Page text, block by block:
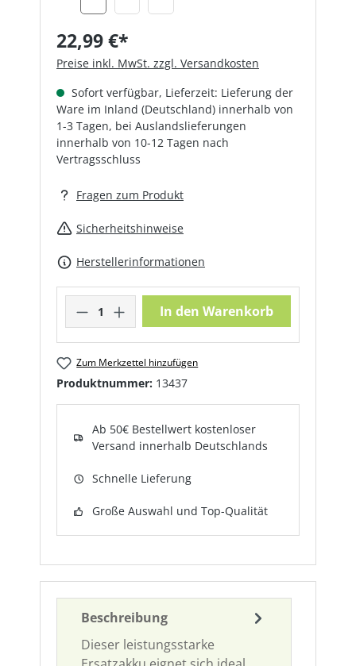
22,99 €*
Preise inkl. MwSt. zzgl. Versandkosten
Sofort verfügbar, Lieferzeit: Lieferung der
Ware im Inland (Deutschland) innerhalb von
1-3 Tagen, bei Auslandslieferungen
innerhalb von 10-12 Tagen nach
Vertragsschluss
Fragen zum Produkt
Sicherheitshinweise
Herstellerinformationen
Produkt Anzahl: Gib den
In den Warenkorb
Zum Merkzettel hinzufügen
Produktnummer: 13437
Ab 50€ Bestellwert kostenloser
Versand innerhalb Deutschlands
Schnelle Lieferung
Große Auswahl und Top-Qualität
Beschreibung
Dieser leistungsstarke